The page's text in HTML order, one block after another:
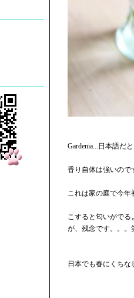
Gardenia...日本語だ
香り自体は強いので
これは家の庭で今年
こすると匂いがで
が、残念です。。。
日本でも春にくちな